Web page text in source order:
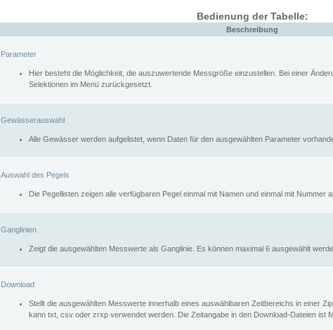
Bedienung der Tabelle:
Beschreibung
Parameter
Hier besteht die Möglichkeit, die auszuwertende Messgröße einzustellen. Bei einer
Selektionen im Menü zurückgesetzt.
Gewässerauswahl
Alle Gewässer werden aufgelistet, wenn Daten für den ausgewählten Parameter
Auswahl des Pegels
Die Pegellisten zeigen alle verfügbaren Pegel einmal mit Namen und einmal mit Nummer
Ganglinien
Zeigt die ausgewählten Messwerte als Ganglinie. Es können maximal 6 ausgewählt
Download
Stellt die ausgewählten Messwerte innerhalb eines auswählbaren Zeitbereichs in einer
kann txt, csv oder zrxp verwendet werden. Die Zeitangabe in den Download-Dateien ist